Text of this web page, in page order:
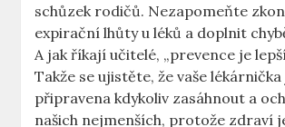
schůzek rodičů. Nezapomeňte
expirační lhůty u léků a doplnit
A jak říkají učitelé, „prevence je
Takže se ujistěte, že vaše lékárnička
připravena kdykoliv zasáhnout a
našich nejmenších, protože zdraví